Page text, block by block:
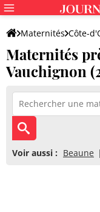
Maternités Côte-
Maternités
Vauchignon
Voir aussi : Beaune